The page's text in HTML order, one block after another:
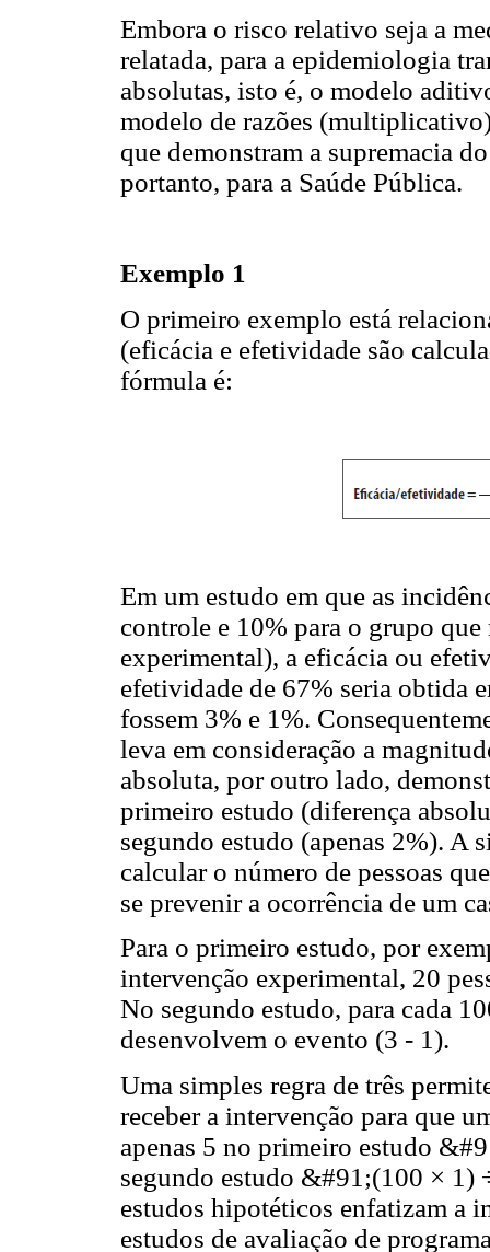
Embora o risco relativo seja a
relatada, para a epidemiologia
absolutas, isto é, o modelo
modelo de razões
que demonstram a supremacia
portanto, para a Saúde Pública.
Exemplo 1
O primeiro exemplo está
(eficácia e efetividade são
fórmula é:
Em um estudo em que as
controle e 10% para o grupo
experimental), a eficácia ou
efetividade de 67% seria obtida
fossem 3% e 1%.
leva em consideração a
absoluta, por outro lado,
primeiro estudo (diferença
segundo estudo (apenas 2%). A
calcular o número de pessoas
se prevenir a ocorrência de um
Para o primeiro estudo, por
intervenção experimental, 20
No segundo estudo, para cada
desenvolvem o evento (3 - 1).
Uma simples regra de três
receber a intervenção para que
apenas 5 no primeiro estudo
segundo estudo &#91;(100 × 1)
estudos hipotéticos enfatizam a
estudos de avaliação de